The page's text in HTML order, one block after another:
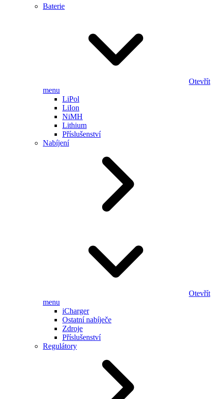
Baterie
Otevřít
menu
LiPol
LiIon
NiMH
Lithium
Příslušenství
Nabíjení
Otevřít
menu
iCharger
Ostatní nabíječe
Zdroje
Příslušenství
Regulátory